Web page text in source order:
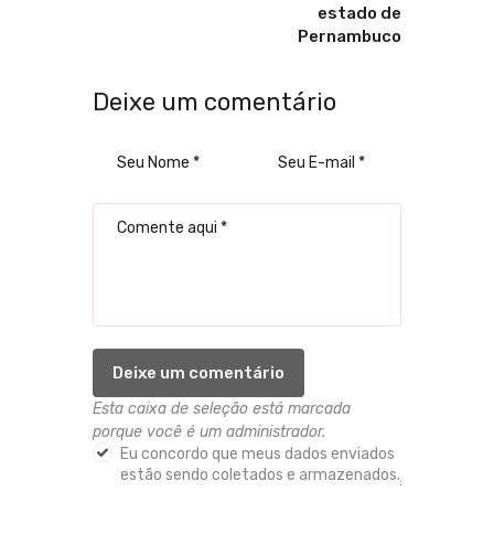
estado de
Pernambuco
Deixe um comentário
Esta caixa de seleção está marcada
porque você é um administrador.
Eu concordo que meus dados enviados
estão sendo coletados e armazenados.